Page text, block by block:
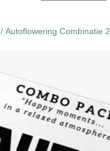
/ Autoflowering Combinatie 2